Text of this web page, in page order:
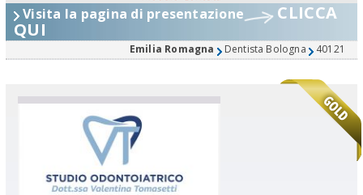
Visita la pagina di presentazione CLICCA
QUI
Emilia Romagna Dentista Bologna 40121